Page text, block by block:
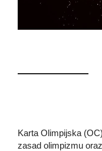
Karta Olimpijska
zasad olimpizmu